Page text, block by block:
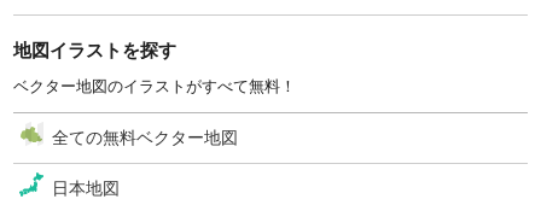
地図イラストを探す
ベクター地図のイラストがすべて無料！
全ての無料ベクター地図
日本地図